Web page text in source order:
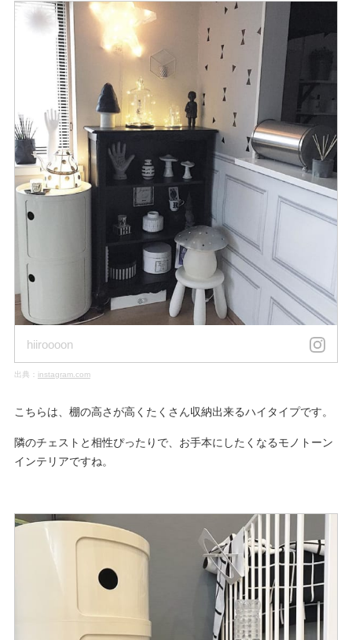
hiiroooon
出典： instagram.com
こちらは、棚の高さが高くたくさん収納出来るハイタイプです。
隣のチェストと相性ぴったりで、お手本にしたくなるモノトーン
インテリアですね。